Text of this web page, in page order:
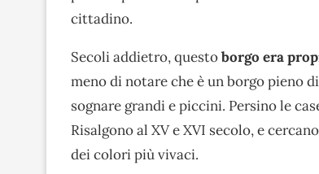
cittadino.
Secoli addietro, questoborgo era
meno di notare che è un borgo pieno
sognare grandi e piccini. Persino le
Risalgono al XV e XVI secolo, e
dei colori più vivaci.